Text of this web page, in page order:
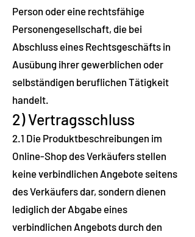
Person oder eine rechtsfähige
Personengesellschaft, die bei
Abschluss eines Rechtsgeschäfts in
Ausübung ihrer gewerblichen oder
selbständigen beruflichen Tätigkeit
handelt.
2) Vertragsschluss
2.1 Die Produktbeschreibungen im
Online-Shop des Verkäufers stellen
keine verbindlichen Angebote seitens
des Verkäufers dar, sondern dienen
lediglich der Abgabe eines
verbindlichen Angebots durch den